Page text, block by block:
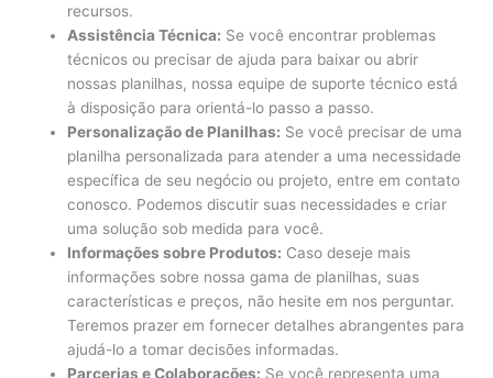
recursos.
Assistência Técnica: Se você encontrar problemas
técnicos ou precisar de ajuda para baixar ou abrir
nossas planilhas, nossa equipe de suporte técnico está
à disposição para orientá-lo passo a passo.
Personalização de Planilhas: Se você precisar de uma
planilha personalizada para atender a uma necessidade
específica de seu negócio ou projeto, entre em contato
conosco. Podemos discutir suas necessidades e criar
uma solução sob medida para você.
Informações sobre Produtos: Caso deseje mais
informações sobre nossa gama de planilhas, suas
características e preços, não hesite em nos perguntar.
Teremos prazer em fornecer detalhes abrangentes para
ajudá-lo a tomar decisões informadas.
Parcerias e Colaborações: Se você representa uma